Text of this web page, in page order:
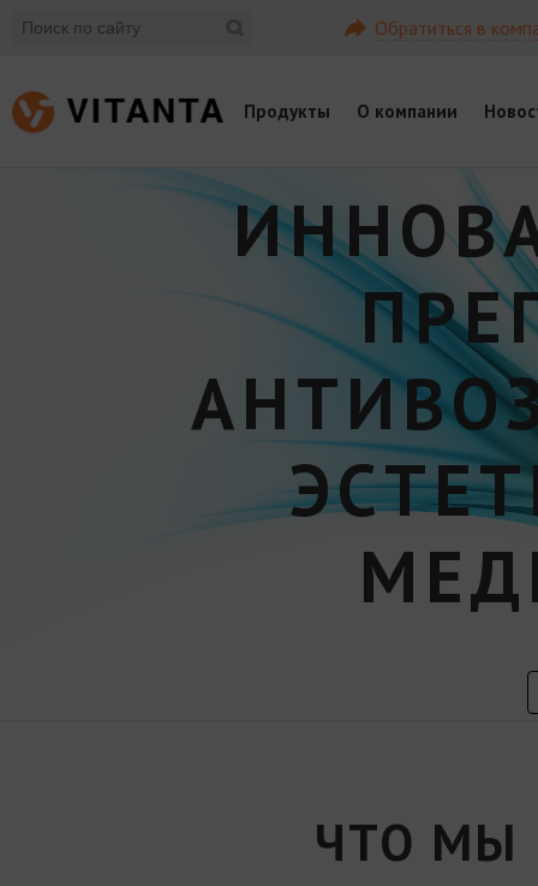
Обратиться в
Продукты О компании
ЧТО МЫ